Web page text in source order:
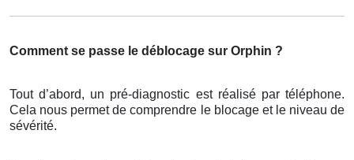
Comment se passe le déblocage sur Orphin ?
Tout d’abord, un pré-diagnostic est réalisé par téléphone.
Cela nous permet de comprendre le blocage et le niveau de
sévérité.